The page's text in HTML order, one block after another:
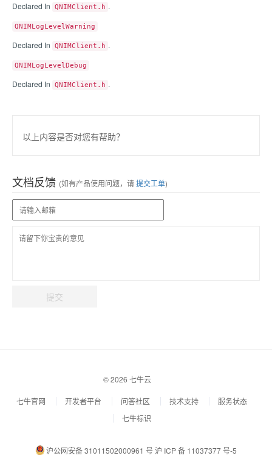
Declared In QNIMClient.h .
QNIMLogLevelWarning
Declared In QNIMClient.h .
QNIMLogLevelDebug
Declared In QNIMClient.h .
以上内容是否对您有帮助？
文档反馈 (如有产品使用问题，请提交工单)
提交
© 2026 七牛云
七牛官网 开发者平台 问答社区 技术支持
服务状态
七牛标识
沪公网安备 31011502000961 号 沪 ICP 备 11037377 号-5